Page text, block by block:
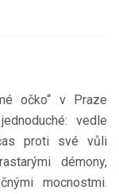
očko“ v Praze
vedle
proti své vůli
démony,
mocnostmi.